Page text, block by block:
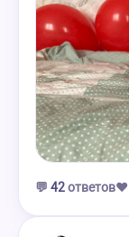
💬 42ответов❤️